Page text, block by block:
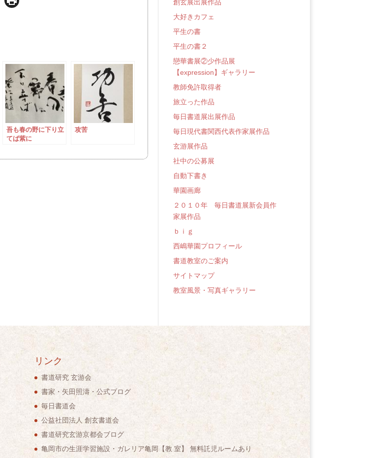
吾も春の野に下り立
てば紫に
攻苦
創玄展出展作品
大好きカフェ
平生の書
平生の書２
戀華書展②少作品展
【expression】ギャラリー
教師免許取得者
旅立った作品
毎日書道展出展作品
毎日現代書関西代表作家展作品
玄游展作品
社中の公募展
自動下書き
華園画廊
２０１０年 毎日書道展新会員作
家展作品
ｂｉｇ
西嶋華園プロフィール
書道教室のご案内
サイトマップ
教室風景・写真ギャラリー
リンク
書道研究 玄游会
書家・矢田照濤・公式ブログ
毎日書道会
公益社団法人 創玄書道会
書道研究玄游京都会ブログ
亀岡市の生涯学習施設・ガレリア亀岡【教 室】 無料託児ルームあり